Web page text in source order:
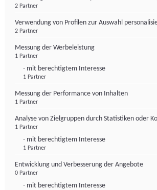
2 Partner
Verwendung von Profilen zur Auswahl
2 Partner
Messung der Werbeleistung
1 Partner
- mit berechtigtem Interesse
1 Partner
Messung der Performance von Inhalten
1 Partner
Analyse von Zielgruppen durch Statistiken oder
1 Partner
- mit berechtigtem Interesse
1 Partner
Entwicklung und Verbesserung der Angebote
0 Partner
- mit berechtigtem Interesse